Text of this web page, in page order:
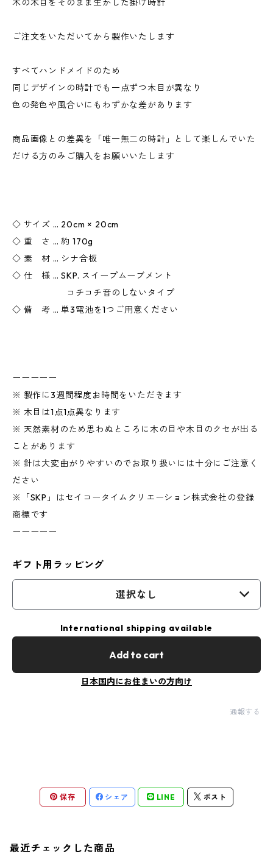
木の木目をそのまま生かした掛け時計
ご注文をいただいてから製作いたします
すべてハンドメイドのため
同じデザインの時計でも一点ずつ木目が異なり
色の発色や風合いにもわずかな差があります
商品画像との差異を「唯一無二の時計」として楽しんでいた
だける方のみご購入をお願いいたします
◇ サイズ … 20cm × 20cm
◇ 重 さ … 約 170g
◇ 素 材 … シナ合板
◇ 仕 様 … SKP. スイープムーブメント
コチコチ音のしないタイプ
◇ 備 考 … 単3電池を1つご用意ください
ーーーーー
※ 製作に3週間程度お時間をいただきます
※ 木目は1点1点異なります
※ 天然素材のため思わぬところに木の目や木目のクセが出る
ことがあります
※ 針は大変曲がりやすいのでお取り扱いには十分にご注意く
ださい
※「SKP」はセイコータイムクリエーション株式会社の登録
商標です
ーーーーー
ギフト用ラッピング
選択なし
International shipping available
Add to cart
日本国内にお住まいの方向け
通報する
保存 シェア LINE ポスト
最近チェックした商品